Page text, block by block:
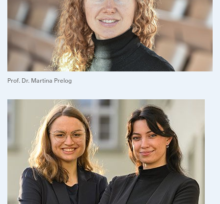
Prof. Dr. Martina Prelog